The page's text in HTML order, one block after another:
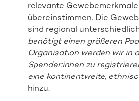
relevante
übereinstimmen. Die
sind regional
benötigt einen größeren
Organisation werden wir in
Spender:innen zu
eine kontinentweite,
hinzu.